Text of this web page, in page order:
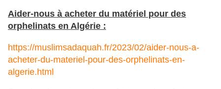
Aider-nous à acheter du matériel pour des
orphelinats en Algérie :
https://muslimsadaquah.fr/2023/02/aider-nous-a-
acheter-du-materiel-pour-des-orphelinats-en-
algerie.html